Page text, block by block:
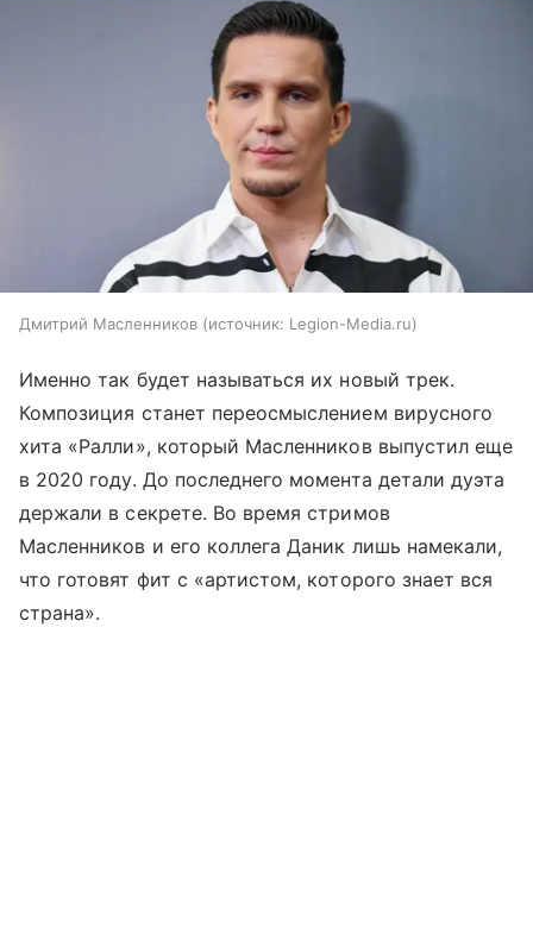
Дмитрий Масленников источник: Legion-Media.ru
Именно так будет называться их новый трек.
Композиция станет переосмыслением вирусного
хита «Ралли», который Масленников выпустил еще
в 2020 году. До последнего момента детали дуэта
держали в секрете. Во время стримов
Масленников и его коллега Даник лишь намекали,
что готовят фит с «артистом, которого знает вся
страна».